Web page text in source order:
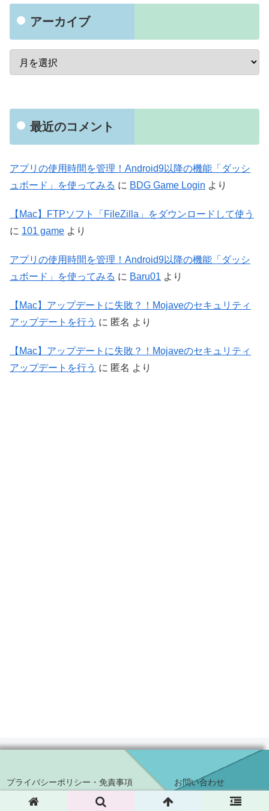
アーカイブ
最近のコメント
アプリの使用時間を管理！Android9以降の機能「ダッシ
ュボード」を使ってみる に BDG Game Login より
【Mac】FTPソフト「FileZilla」をダウンロードして使う
に 101 game より
アプリの使用時間を管理！Android9以降の機能「ダッシ
ュボード」を使ってみる に Baru01 より
【Mac】アップデートに失敗？！Mojaveのセキュリティ
アップデートを行う に 匿名 より
【Mac】アップデートに失敗？！Mojaveのセキュリティ
アップデートを行う に 匿名 より
プライバシーポリシー・免責事項 お問い合わせ
© 2018 ハジカラ.